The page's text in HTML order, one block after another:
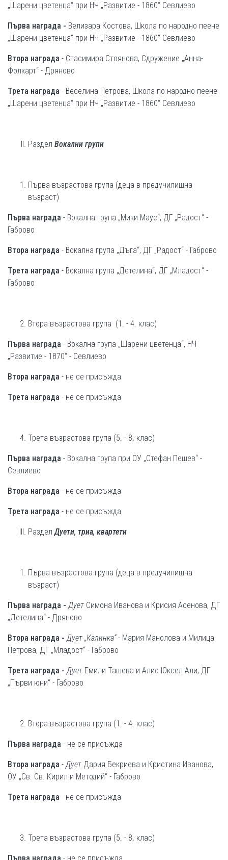
„Шарени цветенца“ при НЧ „Развитие - 1860“ Севлиево
Първа награда - Велизара Костова, Школа по народно пеене
„Шарени цветенца“ при НЧ „Развитие - 1860“ Севлиево
Втора награда - Стасимира Стоянова, Сдружение „Анна-
Фолкарт“ - Дряново
Трета награда - Веселина Петрова, Школа по народно пеене
„Шарени цветенца“ при НЧ „Развитие - 1860“ Севлиево
Раздел Вокални групи
Първа възрастова група (деца в предучилищна
възраст)
Първа награда - Вокална група „Мики Маус“, ДГ „Радост“ -
Габрово
Втора награда - Вокална група „Дъга“, ДГ „Радост“ - Габрово
Трета награда - Вокална група „Детелина“, ДГ „Младост“ -
Габрово
Втора възрастова група (1. - 4. клас)
Първа награда - Вокална група „Шарени цветенца“, НЧ
„Развитие - 1870“ - Севлиево
Втора награда - не се присъжда
Трета награда - не се присъжда
Трета възрастова група (5. - 8. клас)
Първа награда - Вокална група при ОУ „Стефан Пешев“ -
Севлиево
Втора награда - не се присъжда
Трета награда - не се присъжда
РазделДуети, триа, квартети
Първа възрастова група (деца в предучилищна
възраст)
Първа награда -Дует Симона Иванова и Крисия Асенова, ДГ
„Детелина“ - Дряново
Втора награда -Дует „Калинка“- Мария Манолова и Милица
Петрова, ДГ „Младост“ - Габрово
Трета награда -Дует Емили Ташева и Алис Юксел Али, ДГ
„Първи юни“ - Габрово
Втора възрастова група (1. - 4. клас)
Първа награда - не се присъжда
Втора награда -Дует Дария Бекриева и Кристина Иванова,
ОУ „Св. Св. Кирил и Методий“ - Габрово
Трета награда - не се присъжда
Трета възрастова група (5. - 8. клас)